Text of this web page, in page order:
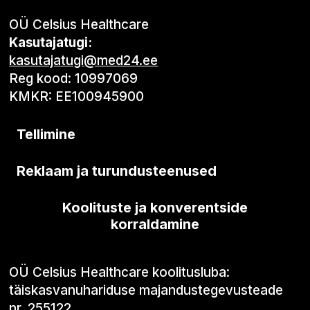
OÜ Celsius Healthcare
Kasutajatugi:
kasutajatugi@med24.ee
Reg kood: 10997069
KMKR: EE100945900
Tellimine
Reklaam ja turundusteenused
Koolituste ja konverentside
korraldamine
OÜ Celsius Healthcare koolitusluba:
täiskasvanuhariduse majandustegevusteade